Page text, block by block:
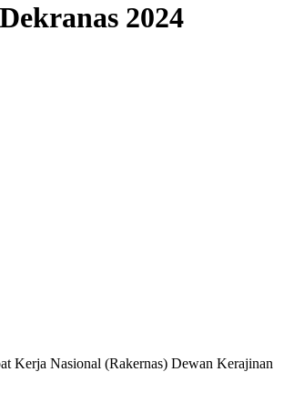
2024
Kerja Nasional (Rakernas) Dewan Kerajinan